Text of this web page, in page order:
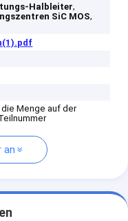
Halbleiter,
SiC MOS,
Menge auf der
an